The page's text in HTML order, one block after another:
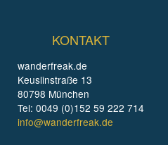
KONTAKT
wanderfreak.de
Keuslinstraße 13
80798 München
Tel: 0049 (0)152 59 222 714
info@wanderfreak.de